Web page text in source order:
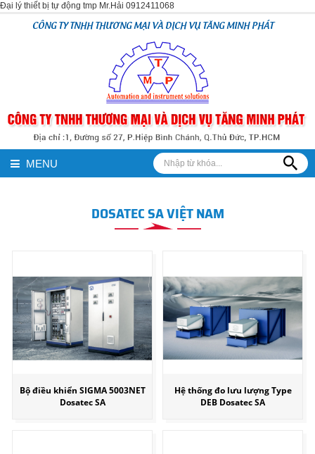
Đại lý thiết bị tự động tmp Mr.Hải 0912411068
CÔNG TY TNHH THƯƠNG MẠI VÀ DỊCH VỤ TĂNG MINH PHÁT
MENU
DOSATEC SA VIỆT NAM
Bộ điều khiển SIGMA 5003NET
Dosatec SA
Hệ thống đo lưu lượng Type
DEB Dosatec SA